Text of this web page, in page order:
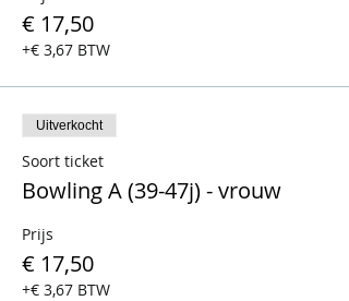
€ 17,50
+€ 3,67 BTW
Uitverkocht
Soort ticket
Bowling A (39-47j) - vrouw
Prijs
€ 17,50
+€ 3,67 BTW